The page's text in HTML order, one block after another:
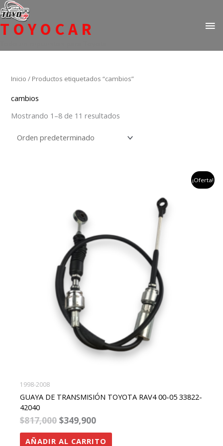
Ir
al
contenido
TOYOCAR
Inicio / Productos etiquetados “cambios”
cambios
Mostrando 1–8 de 11 resultados
¡Oferta!
1998-2008
GUAYA DE TRANSMISIÓN TOYOTA RAV4 00-05 33822-
42040
$817,000
$817,000.
$349,900
AÑADIR AL CARRITO